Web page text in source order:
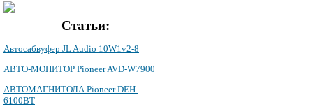
Статьи:
Автосабвуфер JL Audio 10W1v2-8
АВТО-МОНИТОР Pioneer AVD-W7900
АВТОМАГНИТОЛА Pioneer DEH-
6100BT